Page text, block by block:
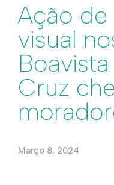
Ação de
visual
Cruz
Março 8, 2024